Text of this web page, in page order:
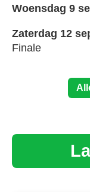
Woensdag 9
Zaterdag 12
Finale